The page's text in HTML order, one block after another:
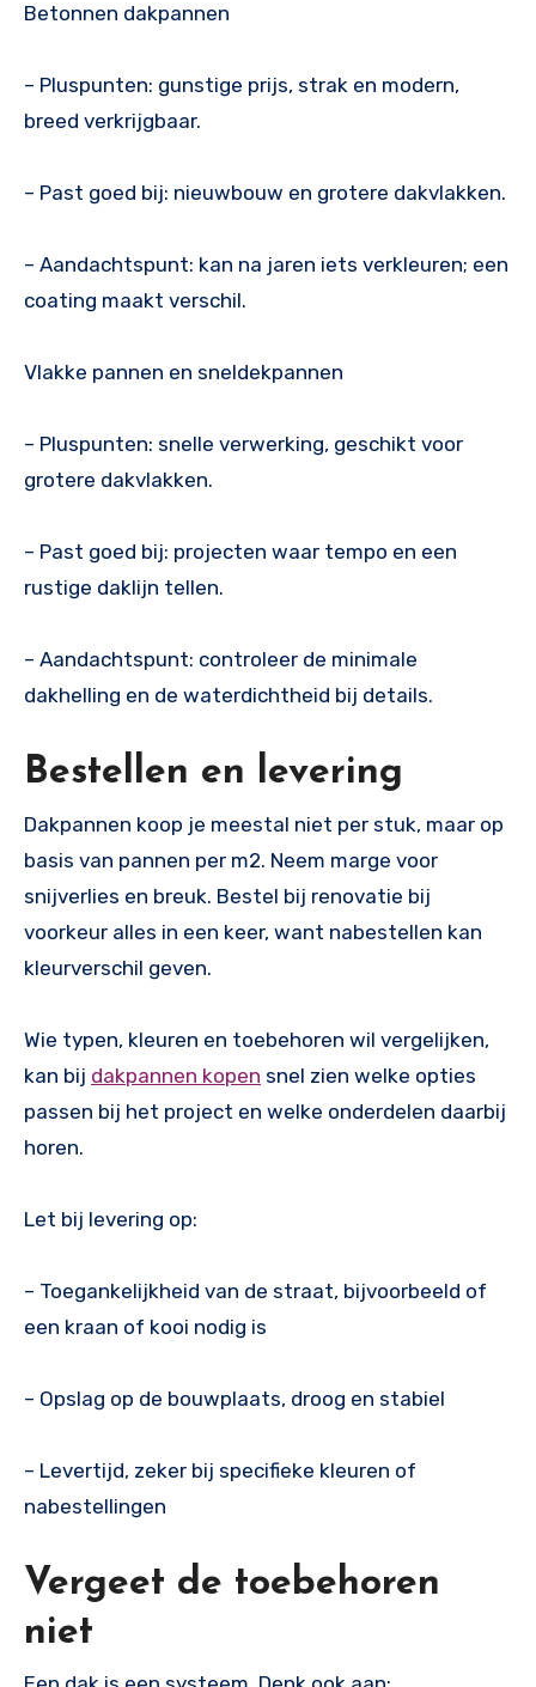
Betonnen dakpannen
– Pluspunten: gunstige prijs, strak en modern,
breed verkrijgbaar.
– Past goed bij: nieuwbouw en grotere dakvlakken.
– Aandachtspunt: kan na jaren iets verkleuren; een
coating maakt verschil.
Vlakke pannen en sneldekpannen
– Pluspunten: snelle verwerking, geschikt voor
grotere dakvlakken.
– Past goed bij: projecten waar tempo en een
rustige daklijn tellen.
– Aandachtspunt: controleer de minimale
dakhelling en de waterdichtheid bij details.
Bestellen en levering
Dakpannen koop je meestal niet per stuk, maar op
basis van pannen per m2. Neem marge voor
snijverlies en breuk. Bestel bij renovatie bij
voorkeur alles in een keer, want nabestellen kan
kleurverschil geven.
Wie typen, kleuren en toebehoren wil vergelijken,
kan bij dakpannen kopen snel zien welke opties
passen bij het project en welke onderdelen daarbij
horen.
Let bij levering op:
– Toegankelijkheid van de straat, bijvoorbeeld of
een kraan of kooi nodig is
– Opslag op de bouwplaats, droog en stabiel
– Levertijd, zeker bij specifieke kleuren of
nabestellingen
Vergeet de toebehoren
niet